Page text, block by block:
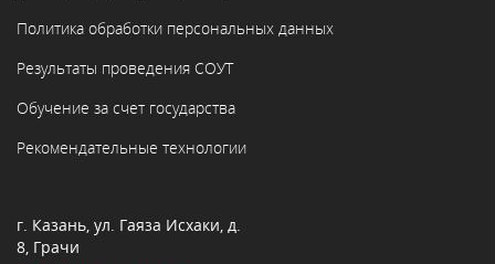
Политика обработки персональных данных
Результаты проведения СОУТ
Обучение за счет государства
Рекомендательные технологии
г. Казань, ул. Гаяза Исхаки, д.
8, Грачи